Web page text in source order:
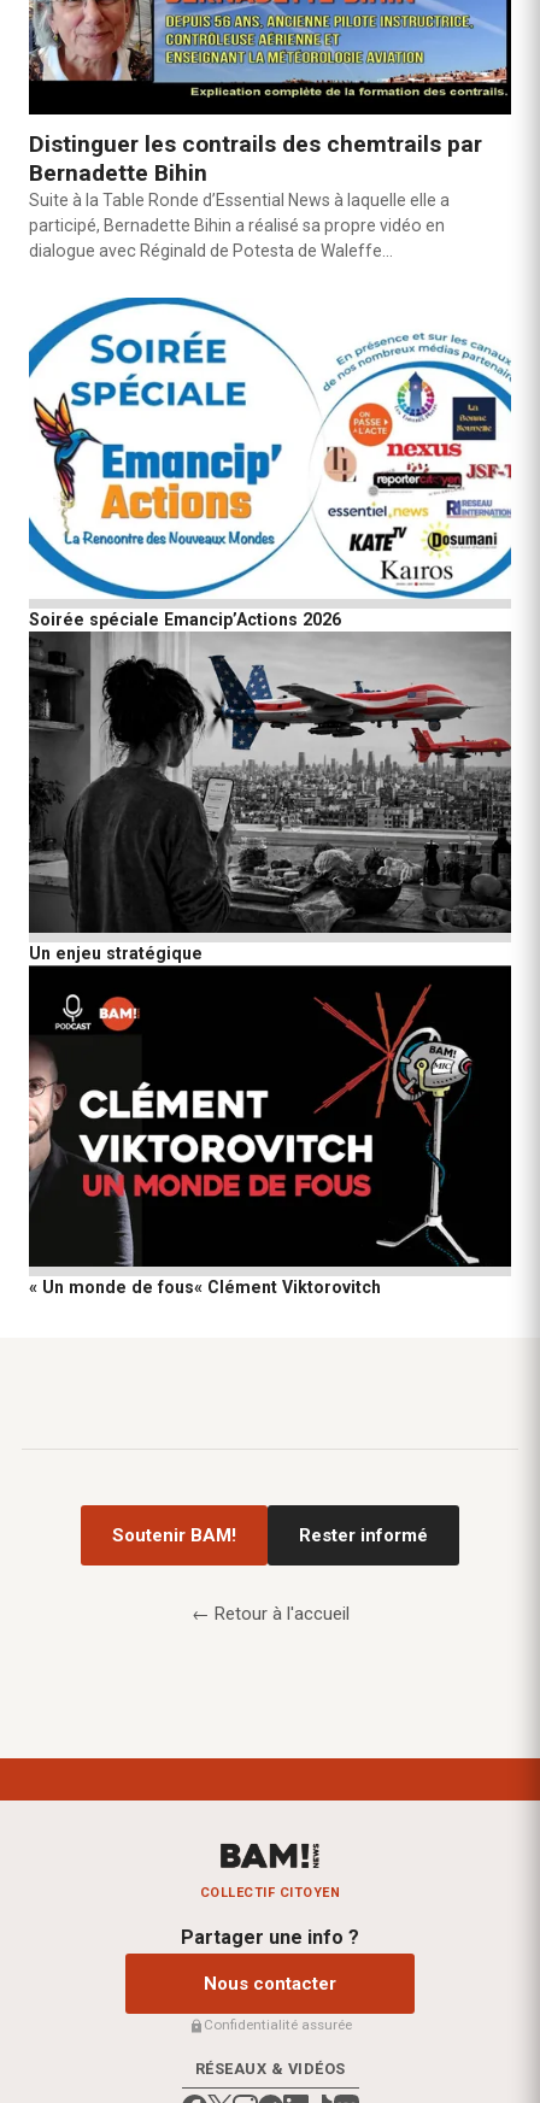
Distinguer les contrails des chemtrails par
Bernadette Bihin
Suite à la Table Ronde d’Essential News à laquelle elle a
participé, Bernadette Bihin a réalisé sa propre vidéo en
dialogue avec Réginald de Potesta de Waleffe…
Soirée spéciale Emancip’Actions 2026
Un enjeu stratégique
« Un monde de fous« Clément Viktorovitch
Soutenir BAM! Rester informé
← Retour à l'accueil
COLLECTIF CITOYEN
Partager une info ?
Nous contacter
Confidentialité assurée
RÉSEAUX & VIDÉOS